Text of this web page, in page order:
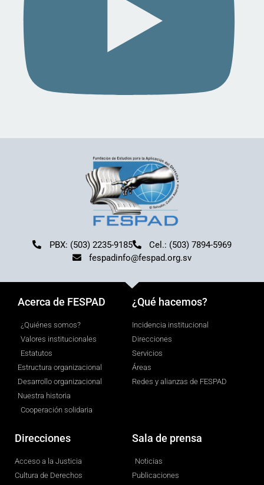
PBX: (503) 2235-9185
Cel.: (503) 7894-5969
fespadinfo@fespad.org.sv
Acerca de FESPAD
¿Quiénes somos?
Valores institucionales
Estatutos
Estructura organizacional
Desarrollo organizacional
Nuestra historia
Cooperación solidaria
¿Qué hacemos?
Incidencia institucional
Direcciones
Servicios
Áreas
Redes y alianzas de FESPAD
Direcciones
Acceso a la Justicia
Cultura de Derechos
Sala de prensa
Noticias
Publicaciones